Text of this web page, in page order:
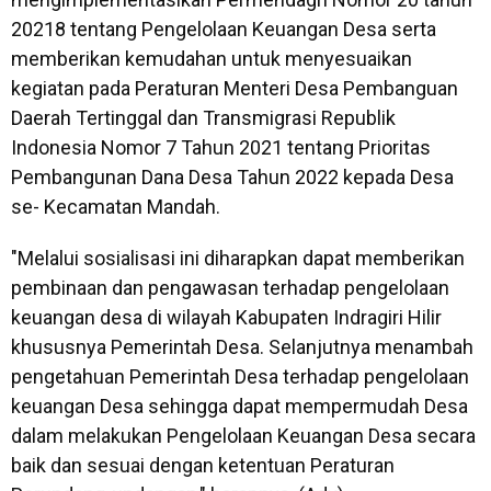
20218 tentang Pengelolaan Keuangan Desa serta
memberikan kemudahan untuk menyesuaikan
kegiatan pada Peraturan Menteri Desa Pembanguan
Daerah Tertinggal dan Transmigrasi Republik
Indonesia Nomor 7 Tahun 2021 tentang Prioritas
Pembangunan Dana Desa Tahun 2022 kepada Desa
se- Kecamatan Mandah.
"Melalui sosialisasi ini diharapkan dapat memberikan
pembinaan dan pengawasan terhadap pengelolaan
keuangan desa di wilayah Kabupaten Indragiri Hilir
khususnya Pemerintah Desa. Selanjutnya menambah
pengetahuan Pemerintah Desa terhadap pengelolaan
keuangan Desa sehingga dapat mempermudah Desa
dalam melakukan Pengelolaan Keuangan Desa secara
baik dan sesuai dengan ketentuan Peraturan